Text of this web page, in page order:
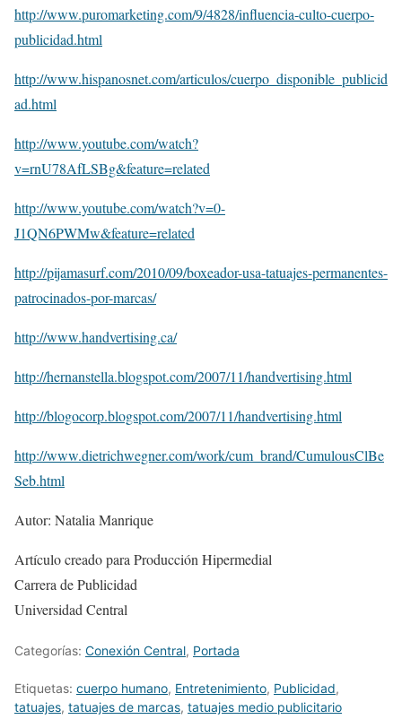
http://www.puromarketing.com/9/4828/influencia-culto-cuerpo-
publicidad.html
http://www.hispanosnet.com/articulos/cuerpo_disponible_publicid
ad.html
http://www.youtube.com/watch?
v=rnU78AfLSBg&feature=related
http://www.youtube.com/watch?v=0-
J1QN6PWMw&feature=related
http://pijamasurf.com/2010/09/boxeador-usa-tatuajes-permanentes-
patrocinados-por-marcas/
http://www.handvertising.ca/
http://hernanstella.blogspot.com/2007/11/handvertising.html
http://blogocorp.blogspot.com/2007/11/handvertising.html
http://www.dietrichwegner.com/work/cum_brand/CumulousClBe
Seb.html
Autor: Natalia Manrique
Artículo creado para Producción Hipermedial
Carrera de Publicidad
Universidad Central
Categorías: Conexión Central, Portada
Etiquetas: cuerpo humano, Entretenimiento, Publicidad,
tatuajes, tatuajes de marcas, tatuajes medio publicitario